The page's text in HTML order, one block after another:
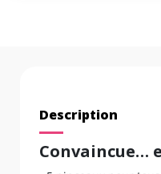
Description
Convaincue…